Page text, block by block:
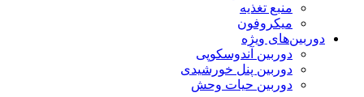
منبع تغذیه
میکروفون
دوربین‌های ویژه
دوربین آندوسکوپی
دوربین پنل خورشیدی
دوربین حیات وحش